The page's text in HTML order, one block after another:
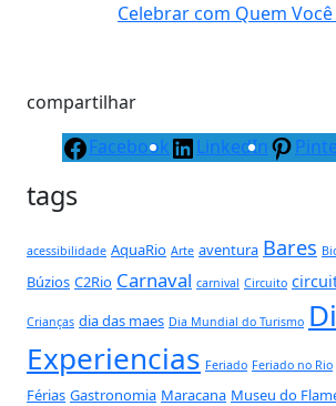
Celebrar com Quem Você
compartilhar
Facebook
LinkedIn
tags
acessibilidade AquaRio Arte aventura Bares
Búzios C2Rio Carnaval carnival Circuito
Crianças dia das maes Dia Mundial do Turismo
Experiencias Feriado Feriado no Rio
Férias Gastronomia Maracana Museu do